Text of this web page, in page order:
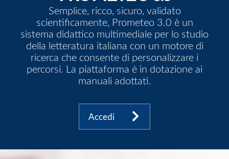
Semplice, ricco, sicuro, validato
scientificamente, Prometeo 3.0 è un
sistema didattico multimediale per lo studio
della letteratura italiana con un motore di
ricerca che consente di personalizzare i
percorsi. La piattaforma è in dotazione ai
manuali adottati.
Accedi